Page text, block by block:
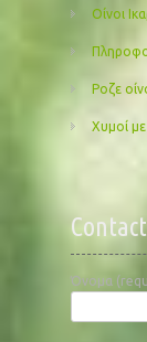
Οίνοι
Ροζε
Χυμοί
Όνομα